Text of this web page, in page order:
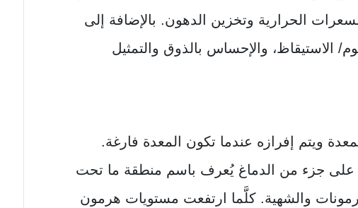
الحرارية وتخزين الدهون. بالإضافة إلى
الاستيقاظ، والإحساس بالذوق والتمثيل
ويتم إفرازه عندما تكون المعدة فارغة.
على جزء من الدماغ يُعرف باسم منطقة ما تحت
والشهية. كلَّما ارتفعت مستويات هرمون